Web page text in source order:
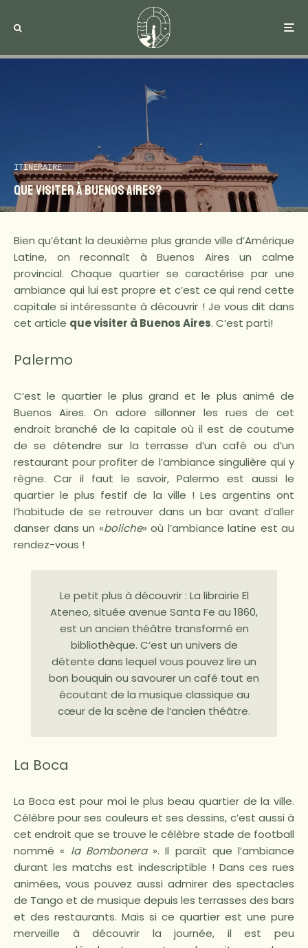
ITINERAIRE
Que visiter à Buenos Aires?
Bien qu’étant la deuxième plus grande ville d’Amérique
Latine, on reconnaît à Buenos Aires un calme
provincial. Chaque quartier se caractérise par une
ambiance qui lui est propre et c’est ce qui rend cette
capitale si intéressante à découvrir ! Je vous dit dans
cet article que visiter à Buenos Aires. C’est parti!
Palermo
C’est le quartier le plus grand et le plus animé de
Buenos Aires. On adore sillonner les rues de cet
endroit branché de la capitale où il est de coutume
de se détendre sur la terrasse d’un café ou d’un
restaurant pour profiter de l’ambiance singulière qui y
règne. Car il faut le savoir, Palermo est aussi le
quartier le plus festif de la ville ! Les argentins ont
l’habitude de se retrouver dans un bar avant d’aller
danser dans un «boliche» où l’ambiance latine est au
rendez-vous !
Le petit plus à découvrir : La librairie El
Ateneo, située avenue Santa Fe au 1860,
est un ancien théâtre transformé en
bibliothèque. C’est un univers de
détente dans lequel vous pouvez lire un
bon bouquin ou savourer un café tout en
écoutant de la musique classique au
cœur de la scène de l’ancien théâtre.
La Boca
La Boca est pour moi le plus beau quartier de la ville.
Célèbre pour ses couleurs et ses dessins, c’est aussi à
cet endroit que se trouve le célèbre stade de football
nommé « la Bombonera». Il paraît que l’ambiance
durant les matchs est indescriptible ! Dans ces rues
animées, vous pouvez aussi admirer des spectacles
de Tango et de musique depuis les terrasses des bars
et des restaurants. Mais si ce quartier est une pure
merveille à découvrir la journée, il est peu